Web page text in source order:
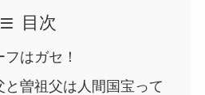
目次
はガセ！
と曽祖父は人間国宝って